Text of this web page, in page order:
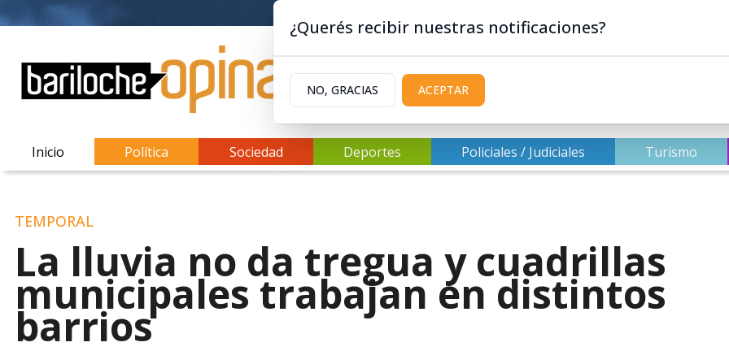
Inicio Política Sociedad Deportes Policiales / Judiciales Turismo
TEMPORAL
La lluvia no da tregua y cuadrillas
municipales trabajan en distintos
barrios
¿Querés recibir nuestras notificaciones?
NO, GRACIAS ACEPTAR